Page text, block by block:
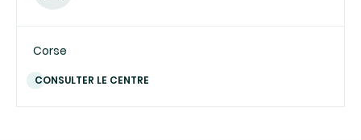
Corse
CONSULTER LE CENTRE